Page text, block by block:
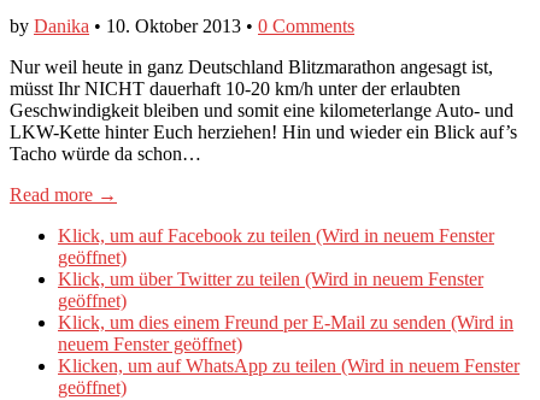
by Danika • 10. Oktober 2013 • 0 Comments
Nur weil heute in ganz Deutschland Blitzmarathon angesagt ist,
müsst Ihr NICHT dauerhaft 10-20 km/h unter der erlaubten
Geschwindigkeit bleiben und somit eine kilometerlange Auto- und
LKW-Kette hinter Euch herziehen! Hin und wieder ein Blick auf’s
Tacho würde da schon…
Read more →
Klick, um auf Facebook zu teilen (Wird in neuem Fenster
geöffnet)
Klick, um über Twitter zu teilen (Wird in neuem Fenster
geöffnet)
Klick, um dies einem Freund per E-Mail zu senden (Wird in
neuem Fenster geöffnet)
Klicken, um auf WhatsApp zu teilen (Wird in neuem Fenster
geöffnet)